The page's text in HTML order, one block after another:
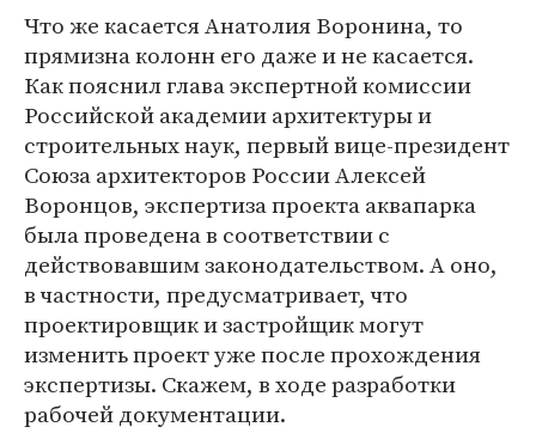
Что же касается Анатолия Воронина, то
прямизна колонн его даже и не касается.
Как пояснил глава экспертной комиссии
Российской академии архитектуры и
строительных наук, первый вице-президент
Союза архитекторов России Алексей
Воронцов, экспертиза проекта аквапарка
была проведена в соответствии с
действовавшим законодательством. А оно,
в частности, предусматривает, что
проектировщик и застройщик могут
изменить проект уже после прохождения
экспертизы. Скажем, в ходе разработки
рабочей документации.